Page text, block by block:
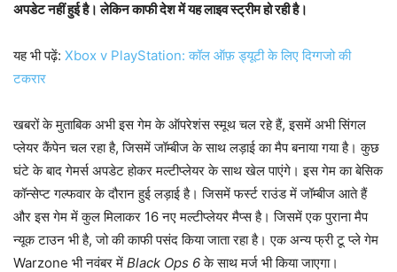
अपडेट नहीं हुई है। लेकिन काफी देश में यह लाइव स्ट्रीम हो रही है।
यह भी पढ़ें: Xbox v PlayStation: कॉल ऑफ़ ड्यूटी के लिए दिग्गजो की
टकरार
खबरों के मुताबिक अभी इस गेम के ऑपरेशंस स्मूथ चल रहे हैं, इसमें अभी सिंगल
प्लेयर कैंपेन चल रहा है, जिसमें जॉम्बीज के साथ लड़ाई का मैप बनाया गया है। कुछ
घंटे के बाद गेमर्स अपडेट होकर मल्टीप्लेयर के साथ खेल पाएंगे। इस गेम का बेसिक
कॉन्सेप्ट गल्फवार के दौरान हुई लड़ाई है। जिसमें फर्स्ट राउंड में जॉम्बीज आते हैं
और इस गेम में कुल मिलाकर 16 नए मल्टीप्लेयर मैप्स है। जिसमें एक पुराना मैप
न्यूक टाउन भी है, जो की काफी पसंद किया जाता रहा है। एक अन्य फ्री टू प्ले गेम
Warzone भी नवंबर में Black Ops 6के साथ मर्ज भी किया जाएगा।